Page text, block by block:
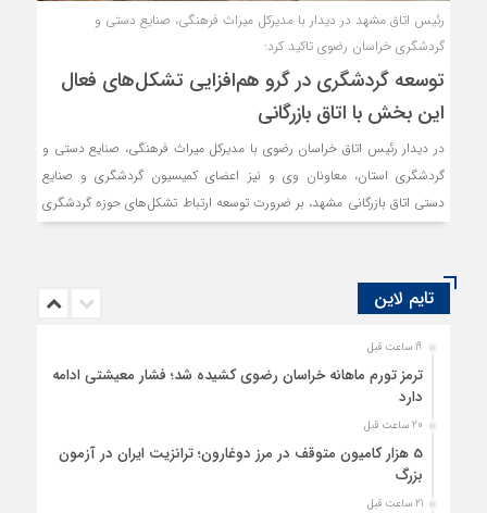
رئیس اتاق مشهد در دیدار با مدیرکل میراث فرهنگی، صنایع دستی و
گردشگری خراسان رضوی تاکید کرد:
توسعه گردشگری در گرو هم‌افزایی تشکل‌های فعال
این بخش با اتاق بازرگانی
در دیدار رئیس اتاق خراسان رضوی با مدیرکل میراث فرهنگی، صنایع دستی و
گردشگری استان، معاونان وی و نیز اعضای کمیسیون گردشگری و صنایع
دستی اتاق بازرگانی مشهد، بر ضرورت توسعه ارتباط تشکل‌های حوزه گردشگری
با اتاق بازرگانی استان تاکید شد.
تایم لاین
19 ساعت قبل
ترمز تورم ماهانه خراسان رضوی کشیده شد؛ فشار معیشتی ادامه
دارد
20 ساعت قبل
5 هزار کامیون متوقف در مرز دوغارون؛ ترانزیت ایران در آزمون
بزرگ
21 ساعت قبل